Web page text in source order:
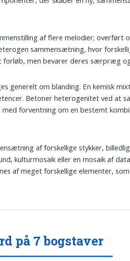
af flere melodier; overført
sammensætning, hvor
forløb, men bevarer deres særpræg
generelt om blanding. En kemisk
Betoner heterogenitet ved at
forventning om en bestemt
af forskellige stykker,
kulturmosaik eller en mosaik af
af meget forskellige elementer,
på 7 bogstaver